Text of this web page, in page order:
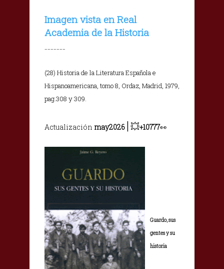
Imagen vista en Real
Academia de la Historia
(28) Historia de la Literatura Española e
Hispanoamericana, tomo 8, Ordaz, Madrid, 1979,
pag.308 y 309.
Actualización may2026 |💥+10777👀
Guardo, sus
gentes y su
historia